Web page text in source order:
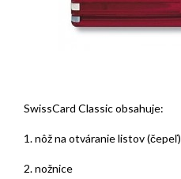
SwissCard Classic obsahuje:
1. nôž na otváranie listov (čepeľ)
2. nožnice